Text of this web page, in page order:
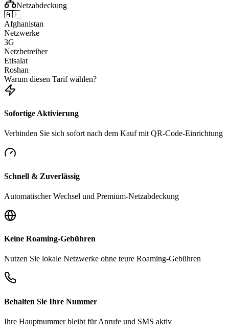
Netzabdeckung
🇦🇫
Afghanistan
Netzwerke
3G
Netzbetreiber
Etisalat
Roshan
Warum diesen Tarif wählen?
Sofortige Aktivierung
Verbinden Sie sich sofort nach dem Kauf mit QR-Code-Einrichtung
Schnell & Zuverlässig
Automatischer Wechsel und Premium-Netzabdeckung
Keine Roaming-Gebühren
Nutzen Sie lokale Netzwerke ohne teure Roaming-Gebühren
Behalten Sie Ihre Nummer
Ihre Hauptnummer bleibt für Anrufe und SMS aktiv